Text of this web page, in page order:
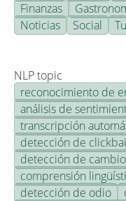
Finanzas
Noticias
Social
NLP topic
reconocimiento de
análisis de
transcripción
detección de
detección de
comprensión
detección de odio